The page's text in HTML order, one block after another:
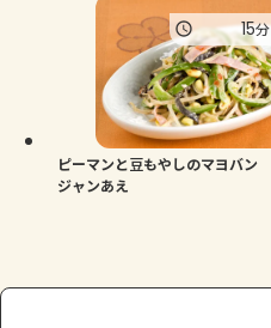
ピーマンと豆もやしのマヨバン
ジャンあえ
15分